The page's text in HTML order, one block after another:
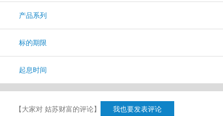
产品系列
标的期限
起息时间
【大家对 姑苏财富的评论】 我也要发表评论